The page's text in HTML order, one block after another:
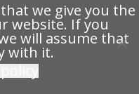
All rights reserved.
we give you the
website. If you
will assume that
with it.